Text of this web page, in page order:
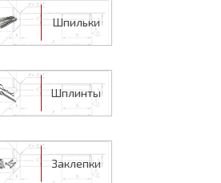
Шпильки
Шплинты
Заклепки